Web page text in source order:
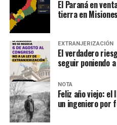
muerte y la investigación de
preguntas y sus grabadores,
mucho del presente.
Por Lucas Pedulla
y llora desconsolada:«Es la
la primera vez en una
que hicieron con esa niña.»
años y no sabe si sumarse
Desde una mesa que intenta
reparten lienzos con los ojos
Los ojos y su flequillo de nena.
Varones
El Paraná en
tierra en
EXTRANJERIZACIÓN
El verdadero
seguir poniendo
NOTA
Feliz año viejo: el
un ingeniero por